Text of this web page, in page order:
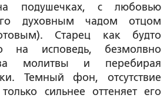
подушечках, с любовью
духовным чадом отцом
Старец как будто
на исповедь, безмолвно
молитвы и перебирая
Темный фон, отсутствие
сильнее оттеняет его